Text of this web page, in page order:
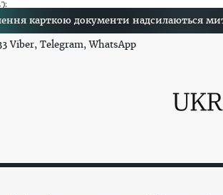
карткою документи надсилаються
Viber, Telegram, WhatsApp